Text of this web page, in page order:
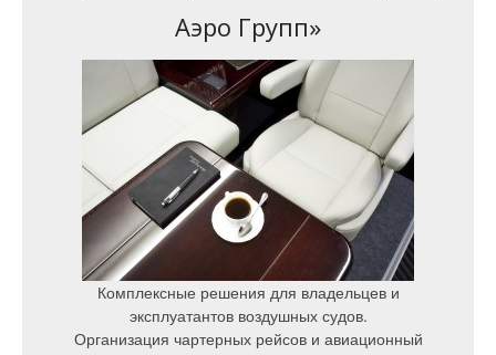
Аэро Групп»
Комплексные решения для владельцев и
эксплуатантов воздушных судов.
Организация чартерных рейсов и авиационный